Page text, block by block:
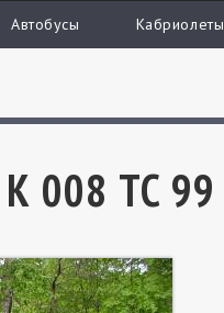
Автобусы Кабриолеты
008 ТС 99